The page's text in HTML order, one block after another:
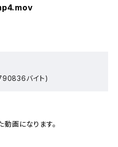
バイト)
画になります。